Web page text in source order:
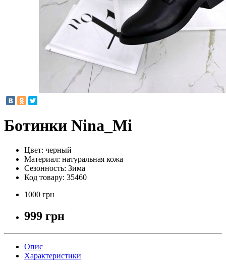
Ботинки Nina_Mi
Цвет: черный
Материал: натуральная кожа
Сезонность: Зима
Код товару: 35460
1000 грн
999 грн
Опис
Характеристики